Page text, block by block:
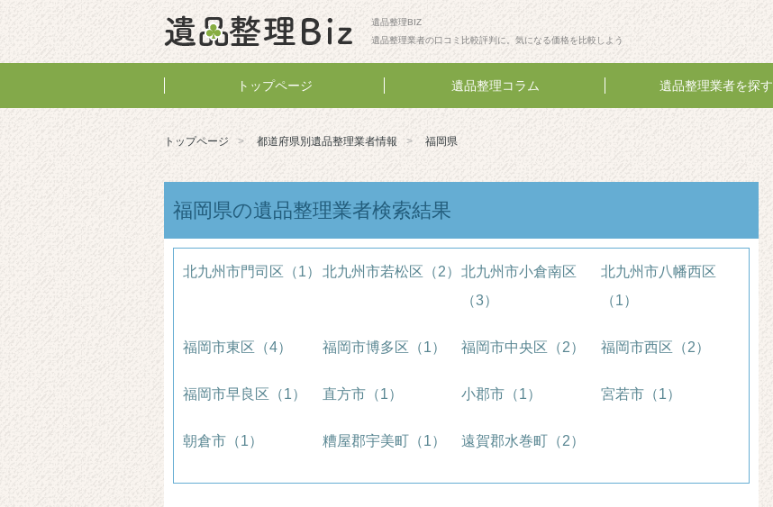
遺品整理BIZ
遺品整理業者の口コミ比較評判に。気になる価格を比較しよう
トップページ 遺品整理コラム 遺品整理業者を探す
トップページ 都道府県別遺品整理業者情報 福岡県
福岡県の遺品整理業者検索結果
北九州市門司区（1） 北九州市若松区（2） 北九州市小倉南区
（3）
北九州市八幡西区
（1）
福岡市東区（4） 福岡市博多区（1） 福岡市中央区（2） 福岡市西区（2）
福岡市早良区（1） 直方市（1） 小郡市（1） 宮若市（1）
朝倉市（1） 糟屋郡宇美町（1） 遠賀郡水巻町（2）